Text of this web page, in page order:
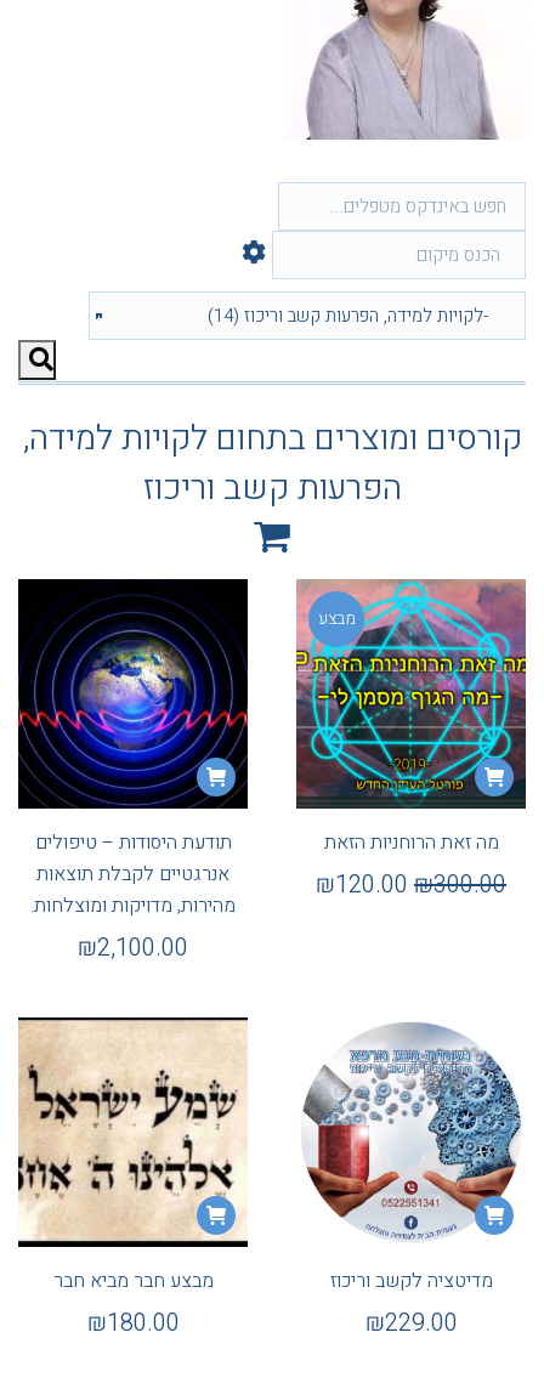
קורסים ומוצרים בתחום לקויות למידה,
הפרעות קשב וריכוז
מבצע
מה זאת הרוחניות הזאת
₪300.00
₪120.00
תודעת היסודות – טיפולים
אנרגטיים לקבלת תוצאות
מהירות, מדויקות ומוצלחות.
₪2,100.00
מדיטציה לקשב וריכוז
₪229.00
מבצע חבר מביא חבר
₪180.00